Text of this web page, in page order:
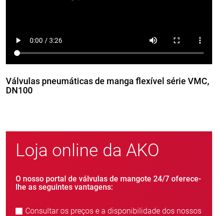
Válvulas pneumáticas de manga flexível série VMC,
DN100
Loja online da AKO
O nosso portal de válvulas de mangote 24/7 oferece-
lhe as seguintes vantagens:
Consultar os preços e a disponibilidade dos nossos